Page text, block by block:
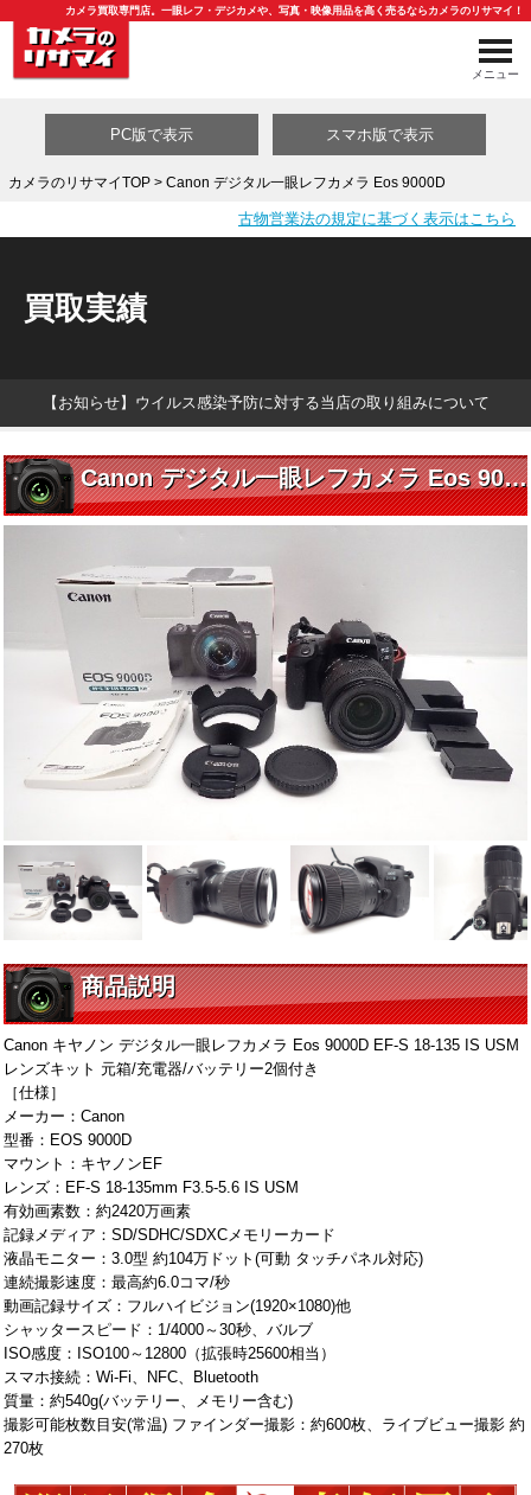
カメラ買取専門店。一眼レフ・デジカメや、写真・映像用品を高く売るならカメラのリサマイ！
メニュー
買取カテゴリ一覧
PC版で表示 スマホ版で表示
カメラのリサマイTOP> Canon デジタル一眼レフカメラ Eos 9000D
古物営業法の規定に基づく表示はこちら
買取実績
【お知らせ】ウイルス感染予防に対する当店の取り組みについて
Canon デジタル一眼レフカメラ Eos 9000D
商品説明
Canon キヤノン デジタル一眼レフカメラ Eos 9000D EF-S 18-135 IS USM
レンズキット 元箱/充電器/バッテリー2個付き
［仕様］
メーカー：Canon
型番：EOS 9000D
マウント：キヤノンEF
レンズ：EF-S 18-135mm F3.5-5.6 IS USM
有効画素数：約2420万画素
記録メディア：SD/SDHC/SDXCメモリーカード
液晶モニター：3.0型 約104万ドット(可動 タッチパネル対応)
連続撮影速度：最高約6.0コマ/秒
動画記録サイズ：フルハイビジョン(1920×1080)他
シャッタースピード：1/4000～30秒、バルブ
ISO感度：ISO100～12800（拡張時25600相当）
スマホ接続：Wi-Fi、NFC、Bluetooth
質量：約540g(バッテリー、メモリー含む)
撮影可能枚数目安(常温) ファインダー撮影：約600枚、ライブビュー撮影 約
270枚